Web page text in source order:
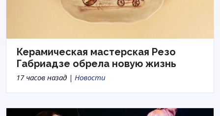
Керамическая мастерская Резо
Габриадзе обрела новую жизнь
17 часов назад | Новости